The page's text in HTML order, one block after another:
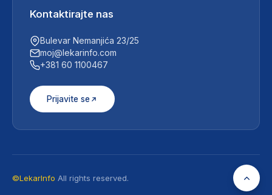
Kontaktirajte nas
Bulevar Nemanjića 23/25
moj@lekarinfo.com
+381 60 1100467
Prijavite se
©LekarInfo All rights reserved.